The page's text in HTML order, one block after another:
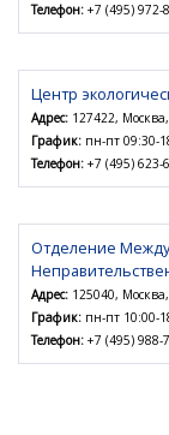
Телефон: +7 (495) 972-
Центр
Адрес: 127422,
График: пн-пт 09:30-
Телефон: +7 (495) 623-
Отделение
Адрес: 125040,
График: пн-пт 10:00-
Телефон: +7 (495) 988-